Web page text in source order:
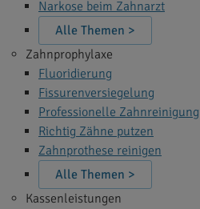
Narkose beim Zahnarzt
Alle Themen >
Zahnprophylaxe
Fluoridierung
Fissurenversiegelung
Professionelle Zahnreinigung
Richtig Zähne putzen
Zahnprothese reinigen
Alle Themen >
Kassenleistungen